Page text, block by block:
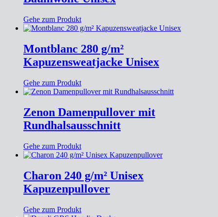
Gehe zum Produkt
Montblanc 280 g/m²
Kapuzensweatjacke Unisex
Gehe zum Produkt
Zenon Damenpullover mit
Rundhalsausschnitt
Gehe zum Produkt
Charon 240 g/m² Unisex
Kapuzenpullover
Gehe zum Produkt